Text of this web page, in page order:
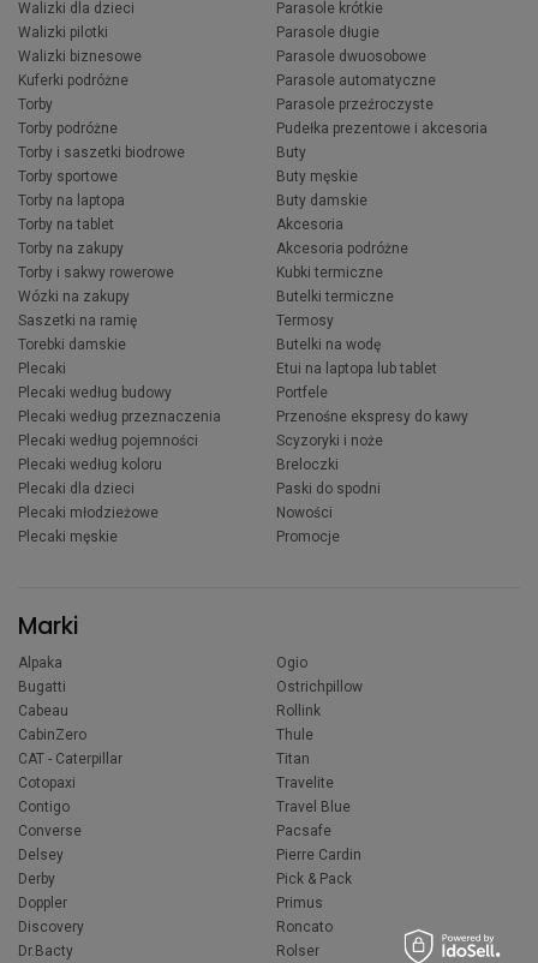
Walizki dla dzieci
Walizki pilotki
Walizki biznesowe
Kuferki podróżne
Torby
Torby podróżne
Torby i saszetki biodrowe
Torby sportowe
Torby na laptopa
Torby na tablet
Torby na zakupy
Torby i sakwy rowerowe
Wózki na zakupy
Saszetki na ramię
Torebki damskie
Plecaki
Plecaki według budowy
Plecaki według przeznaczenia
Plecaki według pojemności
Plecaki według koloru
Plecaki dla dzieci
Plecaki młodzieżowe
Plecaki męskie
Parasole krótkie
Parasole długie
Parasole dwuosobowe
Parasole automatyczne
Parasole przeźroczyste
Pudełka prezentowe i akcesoria
Buty
Buty męskie
Buty damskie
Akcesoria
Akcesoria podróżne
Kubki termiczne
Butelki termiczne
Termosy
Butelki na wodę
Etui na laptopa lub tablet
Portfele
Przenośne ekspresy do kawy
Scyzoryki i noże
Breloczki
Paski do spodni
Nowości
Promocje
Marki
Alpaka
Bugatti
Cabeau
CabinZero
CAT - Caterpillar
Cotopaxi
Contigo
Converse
Delsey
Derby
Doppler
Discovery
Dr.Bacty
Ogio
Ostrichpillow
Rollink
Thule
Titan
Travelite
Travel Blue
Pacsafe
Pierre Cardin
Pick & Pack
Primus
Roncato
Rolser